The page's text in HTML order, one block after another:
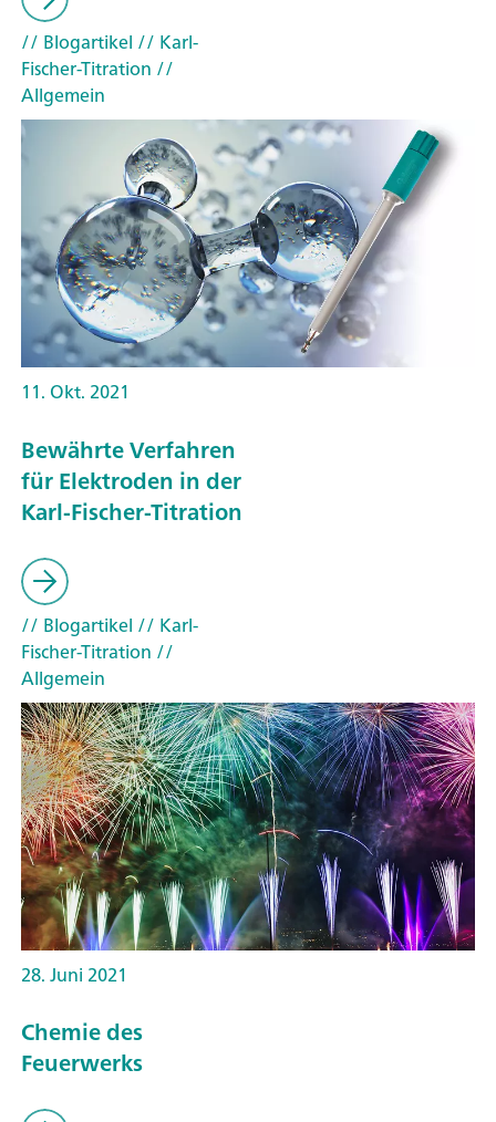
// Blogartikel // Karl-
Fischer-Titration //
Allgemein
11. Okt. 2021
Bewährte Verfahren
für Elektroden in der
Karl-Fischer-Titration
// Blogartikel // Karl-
Fischer-Titration //
Allgemein
28. Juni 2021
Chemie des
Feuerwerks